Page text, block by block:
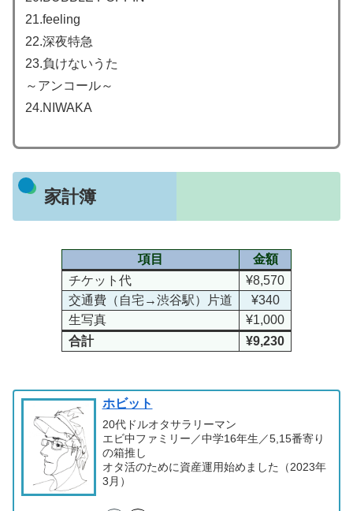
21.feeling
22.深夜特急
23.負けないうた
～アンコール～
24.NIWAKA
家計簿
項目
金額
チケット代
¥8,570
交通費（自宅→渋谷駅）片道
¥340
生写真
¥1,000
合計
¥9,230
ホビット
20代ドルオタサラリーマン
エビ中ファミリー／中学16年生／5,15番寄り
の箱推し
オタ活のために資産運用始めました（2023年
3月）